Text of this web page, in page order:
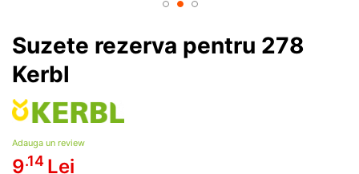
Suzete rezerva pentru 278
Kerbl
Adauga un review
9.14 Lei